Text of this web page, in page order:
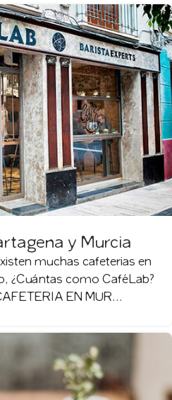
y Murcia
muchas cafeterias en
¿Cuántas como CaféLab?
EN MUR...